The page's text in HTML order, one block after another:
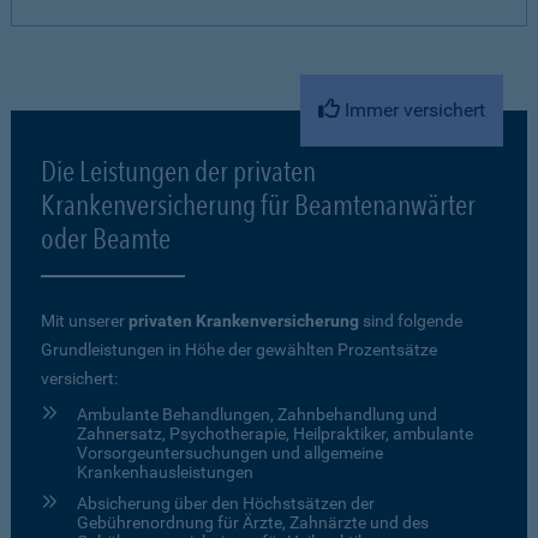
Immer versichert
Die Leistungen der privaten
Krankenversicherung für Beamtenanwärter
oder Beamte
Mit unserer privaten Krankenversicherung sind folgende
Grundleistungen in Höhe der gewählten Prozentsätze
versichert:
Ambulante Behandlungen, Zahnbehandlung und
Zahnersatz, Psychotherapie, Heilpraktiker, ambulante
Vorsorgeuntersuchungen und allgemeine
Krankenhausleistungen
Absicherung über den Höchstsätzen der
Gebührenordnung für Ärzte, Zahnärzte und des